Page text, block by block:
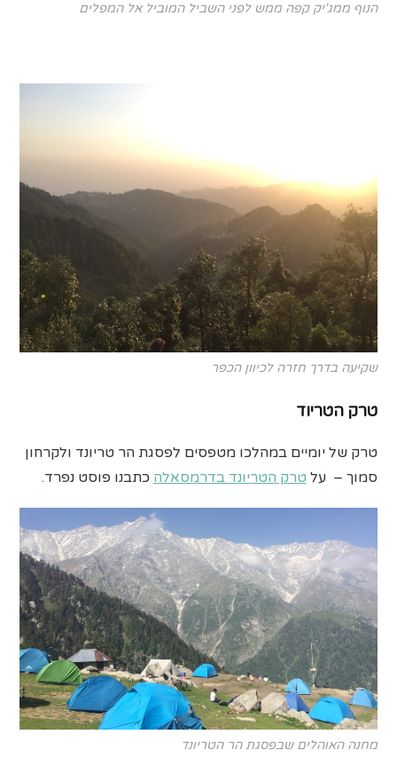
הנוף ממג'יק קפה ממש לפני השביל המוביל אל המפלים
שקיעה בדרך חזרה לכיוון הכפר
טרק הטריוד
טרק של יומיים במהלכו מטפסים לפסגת הר טריונד ולקרחון
סמוך – על טרק הטריונד בדרמסאלה כתבנו פוסט נפרד.
מחנה האוהלים שבפסגת הר הטריונד